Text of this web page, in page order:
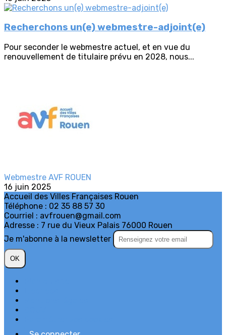
Recherchons un(e) webmestre-adjoint(e)
Pour seconder le webmestre actuel, et en vue du
renouvellement de titulaire prévu en 2028, nous...
Webmestre AVF ROUEN
16 juin 2025
Accueil des Villes Françaises Rouen
Téléphone : 02 35 88 57 30
Courriel : avfrouen@gmail.com
Adresse : 7 rue du Vieux Palais 76000 Rouen
Je m'abonne à la newsletter
OK